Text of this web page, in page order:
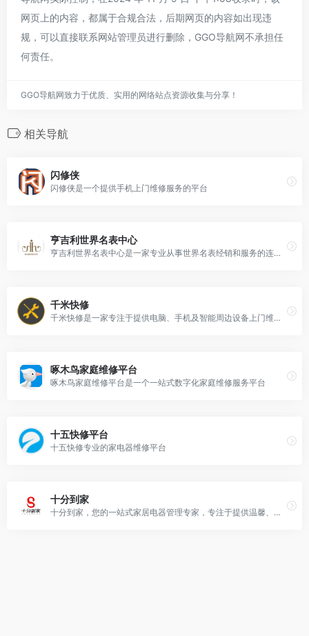
网页上的内容，都属于合规合法，后期网页的内容如出现违
规，可以直接联系网站管理员进行删除，GGO导航网不承担任
何责任。
GGO导航网致力于优质、实用的网络站点资源收集与分享！
相关导航
闪修侠
闪修侠是一个提供手机上门维修服务的平台
亨吉利世界名表中心
亨吉利世界名表中心是一家专业从事世界名表经销和服务的连锁集团
千米快修
千米快修是一家专注于提供电脑、手机及智能周边设备上门维修、销售和回收服务的企业。
啄木鸟家庭维修平台
啄木鸟家庭维修平台是一个一站式数字化家庭维修服务平台
十五快修平台
十五快修专业的家电器维修平台
十分到家
十分到家，您的一站式家居电器管理专家，专注于提供温馨、便捷的家电服务，旨在为您营造一个便捷、舒适、环保且健康的居住环境。我们让您安坐家中，就能享受到家电安装、维护、清洁和修理等全方位服务。